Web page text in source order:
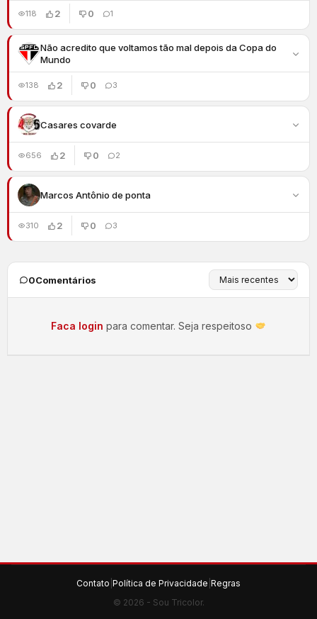
118 2 0 1
Não acredito que voltamos tão mal depois da Copa do
Mundo
138 2 0 3
Casares covarde
656 2 0 2
Marcos Antônio de ponta
310 2 0 3
0Comentários
Faca login para comentar. Seja respeitoso
Contato Política de Privacidade Regras
© 2026 - Sou Tricolor.